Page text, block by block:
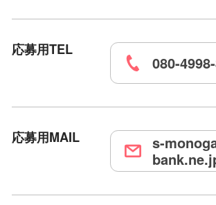
また、なにか不安材料があれば、
ていただきたい。
出来る限り、お一人お一人のチカラ
う考えております。
居心地が良いお店だな。今日はあ
が過ぎちゃったな。
スタッフの対応が気持ちよかった
応募用TEL
080-
応募用MAIL
s-